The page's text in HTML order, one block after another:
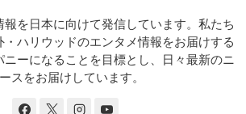
を日本に向けて発信しています。私たち
ハリウッドのエンタメ情報をお届けする
ニーになることを目標とし、日々最新のニ
スをお届けしています。